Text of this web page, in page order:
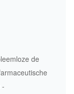
de
-